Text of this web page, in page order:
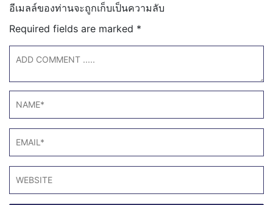
อีเมลล์ของท่านจะถูกเก็บเป็นความลับ
Required fields are marked *